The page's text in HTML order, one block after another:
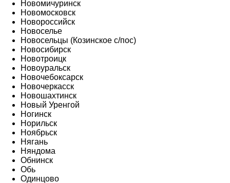
Новомичуринск
Новомосковск
Новороссийск
Новоселье
Новосельцы (Козинское с/пос)
Новосибирск
Новотроицк
Новоуральск
Новочебоксарск
Новочеркасск
Новошахтинск
Новый Уренгой
Ногинск
Норильск
Ноябрьск
Нягань
Няндома
Обнинск
Обь
Одинцово